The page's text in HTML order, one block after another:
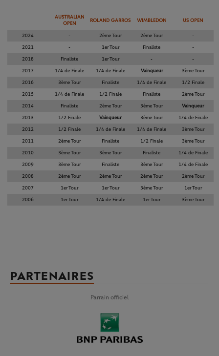
AUSTRALIAN
OPEN
ROLAND GARROS WIMBLEDON US OPEN
2024 - 2ème Tour 2ème Tour -
2021 - 1er Tour Finaliste -
2018 Finaliste 1er Tour - -
2017 1/4 de Finale 1/4 de Finale Vainqueur 3ème Tour
2016 3ème Tour Finaliste 1/4 de Finale 1/2 Finale
2015 1/4 de Finale 1/2 Finale Finaliste 2ème Tour
2014 Finaliste 2ème Tour 3ème Tour Vainqueur
2013 1/2 Finale Vainqueur 3ème Tour 1/4 de Finale
2012 1/2 Finale 1/4 de Finale 1/4 de Finale 3ème Tour
2011 2ème Tour Finaliste 1/2 Finale 3ème Tour
2010 3ème Tour 3ème Tour Finaliste 1/4 de Finale
2009 3ème Tour Finaliste 3ème Tour 1/4 de Finale
2008 2ème Tour 2ème Tour 2ème Tour 2ème Tour
2007 1er Tour 1er Tour 3ème Tour 1er Tour
2006 1er Tour 1/4 de Finale 1er Tour 3ème Tour
PARTENAIRES
Parrain officiel